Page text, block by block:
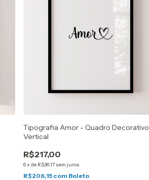
Tipografia Amor - Quadro Decorativo
Vertical
R$217,00
6x de R$36,17 sem juros
R$206,15 com Boleto